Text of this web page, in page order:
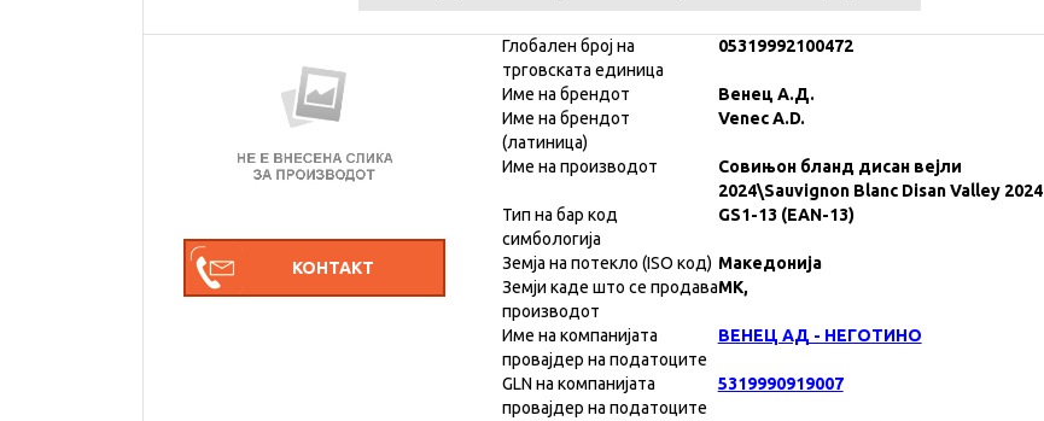
Глобален број на
трговската единица
05319992100472
Име на брендот
Венец А.Д.
Име на брендот
(латиница)
Venec A.D.
Име на производот
Совињон бланд дисан вејли
2024\Sauvignon Blanc Disan Valley 2024
Тип на бар код
симбологија
GS1-13 (EAN-13)
Земја на потекло (ISO код) Македонија
Земји каде што се продава
производот
MK,
Име на компанијата
провајдер на податоците
ВЕНЕЦ АД - НЕГОТИНО
GLN на компанијата
провајдер на податоците
5319990919007